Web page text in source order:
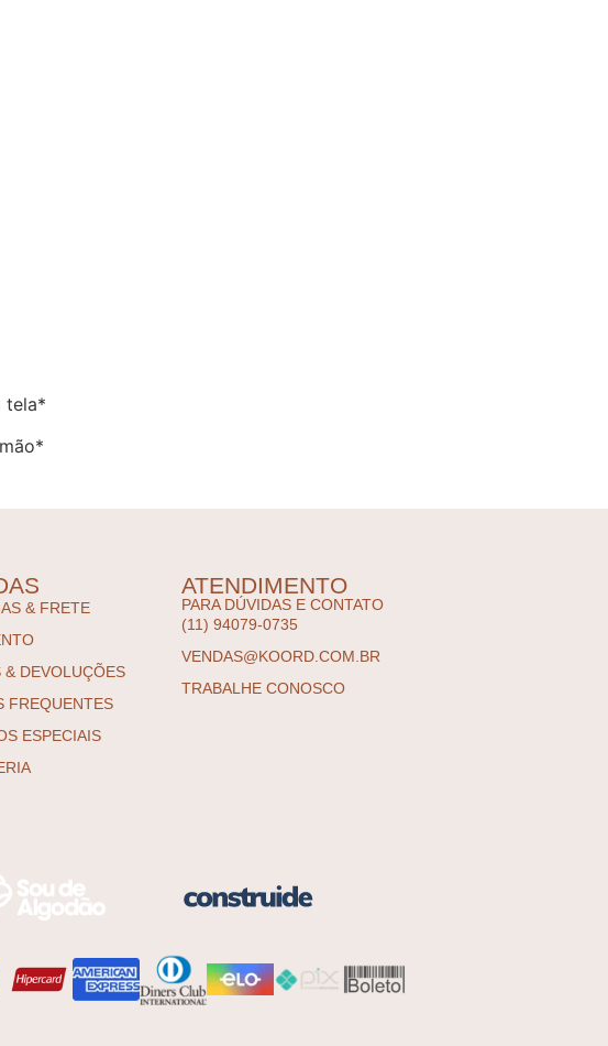
tela*
& FRETE
& DEVOLUÇÕES
FREQUENTES
ESPECIAIS
ATENDIMENTO
PARA DÚVIDAS E CONTATO
(11) 94079-0735
VENDAS@KOORD.COM.BR
TRABALHE CONOSCO